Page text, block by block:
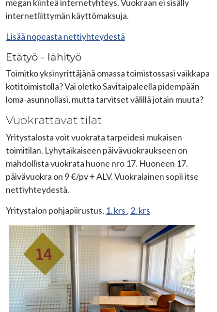
megan kiinteä internetyhteys. Vuokraan ei sisälly
internetliittymän käyttömaksuja.
Lisää nopeasta nettiyhteydestä
Etätyö - lähityö
Toimitko yksinyrittäjänä omassa toimistossasi vaikkapa
kotitoimistolla? Vai oletko Savitaipaleella pidempään
loma-asunnollasi, mutta tarvitset välillä jotain muuta?
Vuokrattavat tilat
Yritystalosta voit vuokrata tarpeidesi mukaisen
toimitilan. Lyhytaikaiseen päivävuokraukseen on
mahdollista vuokrata huone nro 17. Huoneen 17.
päivävuokra on 9 €/pv + ALV. Vuokralainen sopii itse
nettiyhteydestä.
Yritystalon pohjapiirustus, 1. krs , 2. krs